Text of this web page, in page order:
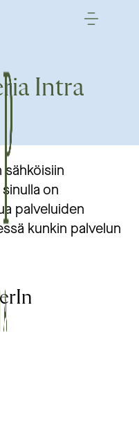
Intra
sähköisiin
on
palveluiden
kunkin palvelun